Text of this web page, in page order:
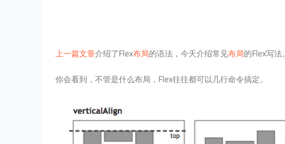
上一篇文章介绍了Flex布局的语法，今天介绍常见布局的Flex写法。
你会看到，不管是什么布局，Flex往往都可以几行命令搞定。